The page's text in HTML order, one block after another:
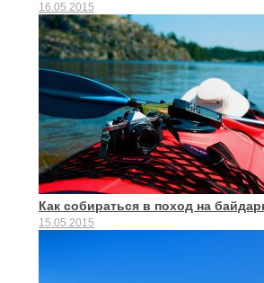
16.05.2015
Как собираться в поход на
15.05.2015